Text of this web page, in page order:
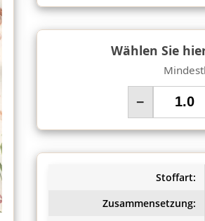
Wählen Sie
−
Stoffart:
Zusammensetzung: